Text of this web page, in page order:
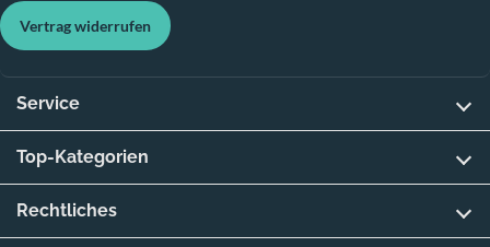
Vertrag widerrufen
Service
Top-Kategorien
Rechtliches